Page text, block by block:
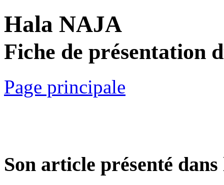
Hala NAJA
Fiche de présentation
Page principale
Son article présenté